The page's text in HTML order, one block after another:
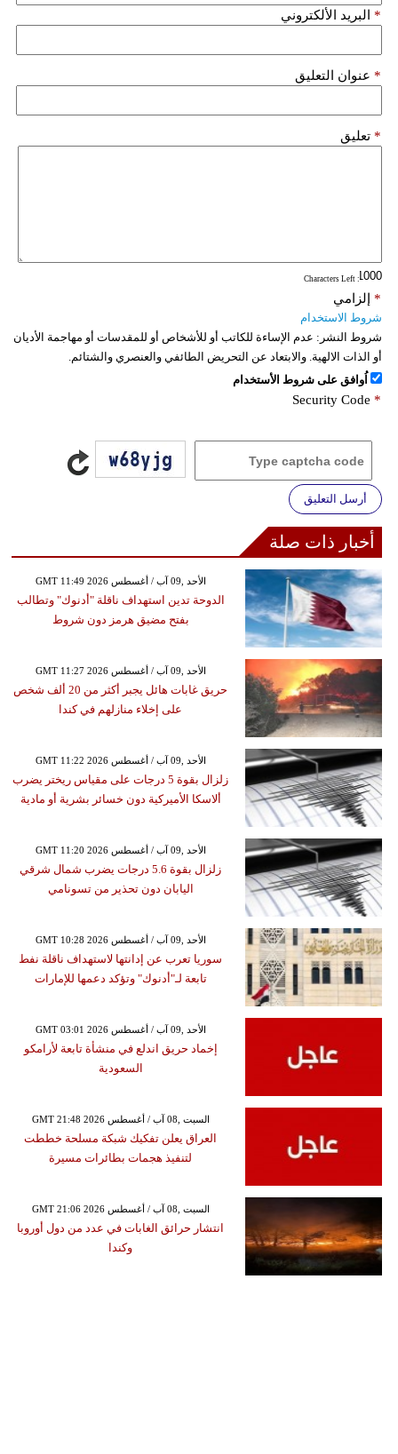
سيارات
البريد الألكتروني *
عنوان التعليق *
تعليق *
: Characters Left
إلزامي *
شروط الاستخدام
شروط النشر: عدم الإساءة للكاتب أو للأشخاص أو للمقدسات أو مهاجمة الأديان
أو الذات الالهية. والابتعاد عن التحريض الطائفي والعنصري والشتائم.
اُوافق على شروط الأستخدام
Security Code *
أرسل التعليق
أخبار ذات صلة
GMT 11:49 2026 الأحد ,09 آب / أغسطس
الدوحة تدين استهداف ناقلة "أدنوك" وتطالب
بفتح مضيق هرمز دون شروط
GMT 11:27 2026 الأحد ,09 آب / أغسطس
حريق غابات هائل يجبر أكثر من 20 ألف شخص
على إخلاء منازلهم في كندا
GMT 11:22 2026 الأحد ,09 آب / أغسطس
زلزال بقوة 5 درجات على مقياس ريختر يضرب
ألاسكا الأميركية دون خسائر بشرية أو مادية
GMT 11:20 2026 الأحد ,09 آب / أغسطس
زلزال بقوة 5.6 درجات يضرب شمال شرقي
اليابان دون تحذير من تسونامي
GMT 10:28 2026 الأحد ,09 آب / أغسطس
سوريا تعرب عن إدانتها لاستهداف ناقلة نفط
تابعة لـ"أدنوك" وتؤكد دعمها للإمارات
GMT 03:01 2026 الأحد ,09 آب / أغسطس
إخماد حريق اندلع في منشأة تابعة لأرامكو
السعودية
GMT 21:48 2026 السبت ,08 آب / أغسطس
العراق يعلن تفكيك شبكة مسلحة خططت
لتنفيذ هجمات بطائرات مسيرة
GMT 21:06 2026 السبت ,08 آب / أغسطس
انتشار حرائق الغابات في عدد من دول أوروبا
وكندا